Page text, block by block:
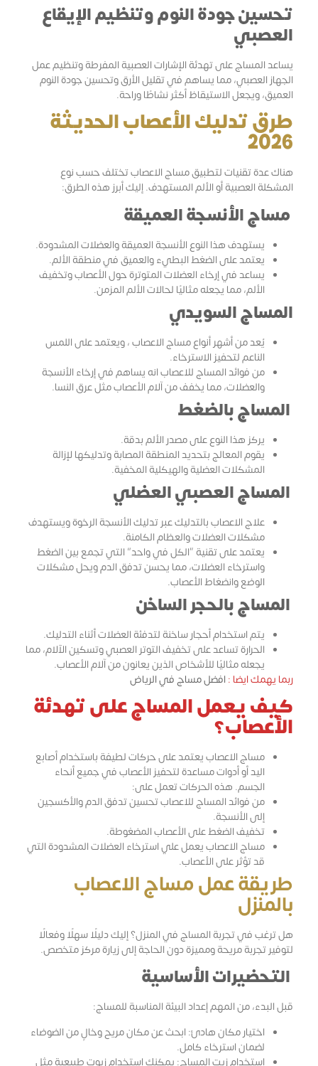
تحسين جودة النوم وتنظيم الإيقاع
العصبي
يساعد المساج على تهدئة الإشارات العصبية المفرطة وتنظيم عمل
الجهاز العصبي، مما يساهم في تقليل الأرق وتحسين جودة النوم
العميق، ويجعل الاستيقاظ أكثر نشاطًا وراحة.
طرق تدليك الأعصاب الحديثة
2026
هناك عدة تقنيات لتطبيق مساج الاعصاب تختلف حسب نوع
المشكلة العصبية أو الألم المستهدف. إليك أبرز هذه الطرق:
مساج الأنسجة العميقة
يستهدف هذا النوع الأنسجة العميقة والعضلات المشدودة.
يعتمد على الضغط البطيء والعميق في منطقة الألم.
يساعد في إرخاء العضلات المتوترة حول الأعصاب وتخفيف
الألم، مما يجعله مثاليًا لحالات الألم المزمن.
المساج السويدي
يُعد من أشهر أنواع مساج الاعصاب ، ويعتمد على اللمس
الناعم لتحفيز الاسترخاء.
من فوائد المساج للاعصاب انه يساهم في إرخاء الأنسجة
والعضلات، مما يخفف من آلام الأعصاب مثل عرق النسا.
المساج بالضغط
يركز هذا النوع على مصدر الألم بدقة.
يقوم المعالج بتحديد المنطقة المصابة وتدليكها لإزالة
المشكلات العضلية والهيكلية المخفية.
المساج العصبي العضلي
علاج الاعصاب بالتدليك عبر تدليك الأنسجة الرخوة ويستهدف
مشكلات العضلات والعظام الكامنة.
يعتمد على تقنية “الكل في واحد” التي تجمع بين الضغط
واسترخاء العضلات، مما يحسن تدفق الدم ويحل مشكلات
الوضع وانضغاط الأعصاب.
المساج بالحجر الساخن
يتم استخدام أحجار ساخنة لتدفئة العضلات أثناء التدليك.
الحرارة تساعد على تخفيف التوتر العصبي وتسكين الآلام، مما
يجعله مثاليًا للأشخاص الذين يعانون من آلام الأعصاب.
ربما يهمك ايضا :افضل مساج في الرياض
كيف يعمل المساج على تهدئة
الأعصاب؟
مساج الاعصاب يعتمد على حركات لطيفة باستخدام أصابع
اليد أو أدوات مساعدة لتحفيز الأعصاب في جميع أنحاء
الجسم. هذه الحركات تعمل على:
من فوائد المساج للاعصاب تحسين تدفق الدم والأكسجين
إلى الأنسجة.
تخفيف الضغط على الأعصاب المضغوطة.
مساج الاعصاب يعمل علي استرخاء العضلات المشدودة التي
قد تؤثر على الأعصاب.
طريقة عمل مساج الاعصاب
بالمنزل
هل ترغب في تجربة المساج في المنزل؟ إليك دليلًا سهلًا وفعالًا
لتوفير تجربة مريحة ومميزة دون الحاجة إلى زيارة مركز متخصص.
التحضيرات الأساسية
قبل البدء، من المهم إعداد البيئة المناسبة للمساج:
اختيار مكان هادئ: ابحث عن مكان مريح وخالٍ من الضوضاء
لضمان استرخاء كامل.
استخدام زيت المساج: يمكنك استخدام زيوت طبيعية مثل